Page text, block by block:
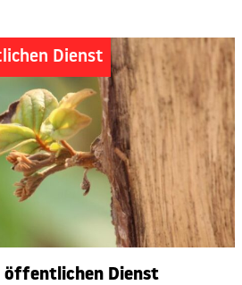
Dienst
öffentlichen Dienst